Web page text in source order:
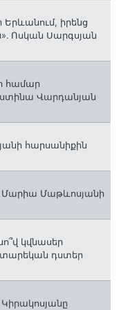
Երևանում, իրենց
Ոսկան Սարգսյան
համար
Վարդանյան
հարսանիքին
Մարիա Մաթևոսյանի
կվնասեր
տարեկան դստեր